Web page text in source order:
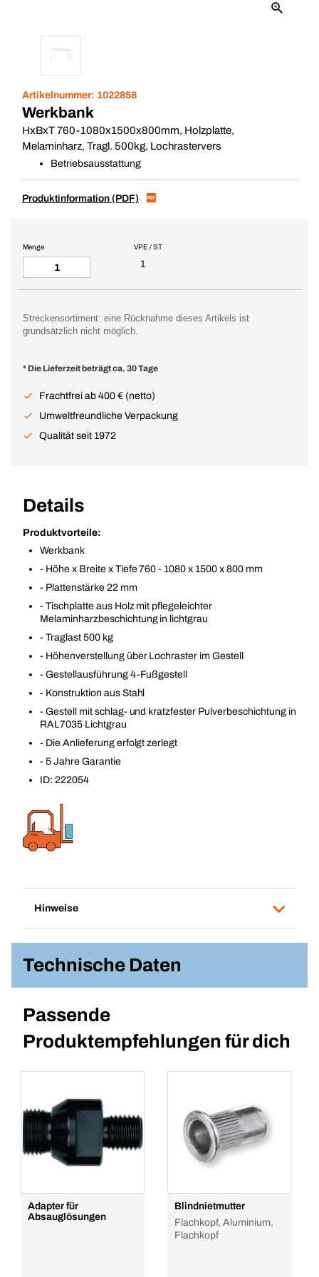
Artikelnummer: 1022858
Werkbank
HxBxT 760-1080x1500x800mm, Holzplatte,
Melaminharz, Tragl. 500kg, Lochrastervers
Betriebsausstattung
Produktinformation (PDF)
VPE / ST
1
Menge
Streckensortiment: eine Rücknahme dieses Artikels ist
grundsätzlich nicht möglich.
* Die Lieferzeit beträgt ca. 30 Tage
Frachtfrei ab 400 € (netto)
Umweltfreundliche Verpackung
Qualität seit 1972
Details
Produktvorteile:
Werkbank
- Höhe x Breite x Tiefe 760 - 1080 x 1500 x 800 mm
- Plattenstärke 22 mm
- Tischplatte aus Holz mit pflegeleichter
Melaminharzbeschichtung in lichtgrau
- Traglast 500 kg
- Höhenverstellung über Lochraster im Gestell
- Gestellausführung 4-Fußgestell
- Konstruktion aus Stahl
- Gestell mit schlag- und kratzfester Pulverbeschichtung in
RAL7035 Lichtgrau
- Die Anlieferung erfolgt zerlegt
- 5 Jahre Garantie
ID: 222054
Hinweise
Technische Daten
Passende
Produktempfehlungen für dich
Adapter für
Absauglösungen
Blindnietmutter
Flachkopf, Aluminium,
Flachkopf